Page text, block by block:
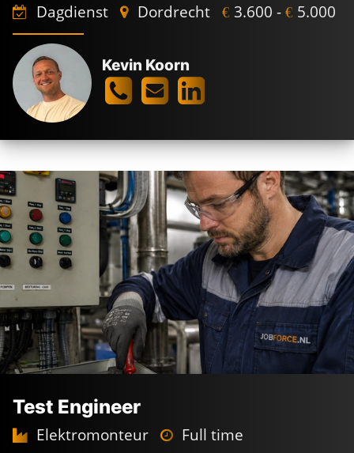
Dagdienst
Dordrecht € 3.600 - € 5.000
Kevin Koorn
Test Engineer
Elektromonteur
Full time